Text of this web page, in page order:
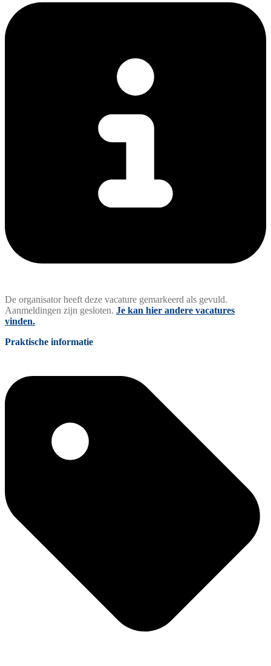
De organisator heeft deze vacature gemarkeerd als gevuld.
Aanmeldingen zijn gesloten. Je kan hier andere vacatures
vinden.
Praktische informatie